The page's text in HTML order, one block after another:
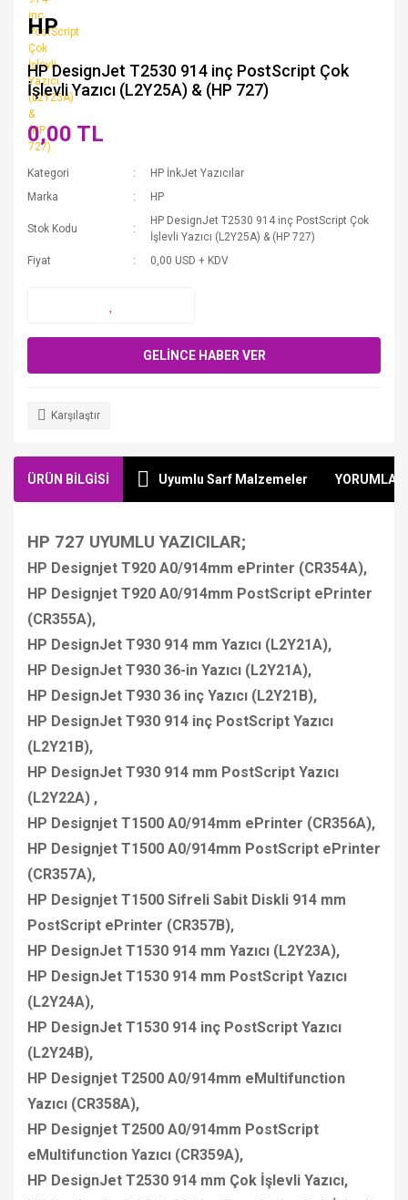
HP
HP DesignJet T2530 914 inç PostScript Çok
İşlevli Yazıcı (L2Y25A) & (HP 727)
0,00 TL
Kategori
HP İnkJet Yazıcılar
Marka
HP
Stok Kodu
HP DesignJet T2530 914 inç PostScript Çok
İşlevli Yazıcı (L2Y25A) & (HP 727)
Fiyat
0,00 USD + KDV
GELİNCE HABER VER
Karşılaştır
ÜRÜN BİLGİSİ Uyumlu Sarf Malzemeler YORUMLAR
HP 727 UYUMLU YAZICILAR;
HP Designjet T920 A0/914mm ePrinter (CR354A),
HP Designjet T920 A0/914mm PostScript ePrinter
(CR355A),
HP DesignJet T930 914 mm Yazıcı (L2Y21A),
HP DesignJet T930 36-in Yazıcı (L2Y21A),
HP DesignJet T930 36 inç Yazıcı (L2Y21B),
HP DesignJet T930 914 inç PostScript Yazıcı
(L2Y21B),
HP DesignJet T930 914 mm PostScript Yazıcı
(L2Y22A) ,
HP Designjet T1500 A0/914mm ePrinter (CR356A),
HP Designjet T1500 A0/914mm PostScript ePrinter
(CR357A),
HP Designjet T1500 Sifreli Sabit Diskli 914 mm
PostScript ePrinter (CR357B),
HP DesignJet T1530 914 mm Yazıcı (L2Y23A),
HP DesignJet T1530 914 mm PostScript Yazıcı
(L2Y24A),
HP DesignJet T1530 914 inç PostScript Yazıcı
(L2Y24B),
HP Designjet T2500 A0/914mm eMultifunction
Yazıcı (CR358A),
HP Designjet T2500 A0/914mm PostScript
eMultifunction Yazıcı (CR359A),
HP DesignJet T2530 914 mm Çok İşlevli Yazıcı,